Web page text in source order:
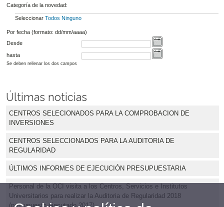
Categoría de la novedad:
Seleccionar Todos Ninguno
Por fecha (formato: dd/mm/aaaa)
Desde
hasta
Se deben rellenar los dos campos
Últimas noticias
CENTROS SELECIONADOS PARA LA COMPROBACION DE
INVERSIONES
CENTROS SELECCIONADOS PARA LA AUDITORIA DE
REGULARIDAD
ÚLTIMOS INFORMES DE EJECUCIÓN PRESUPUESTARIA
Personal de la OCI visita a los Centros, Servicios e Institutos
Universitarios para realizar la Auditoria de Regularidad 2018
(presupuesto ejecutado 2017)